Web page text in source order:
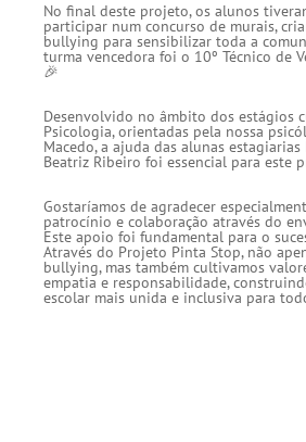
No final deste projeto, os alunos
participar num concurso de murais,
bullying para sensibilizar toda a
turma vencedora foi o 10º Técnico de
🎉
Desenvolvido no âmbito dos estágios
Psicologia, orientadas pela nossa
Macedo, a ajuda das alunas
Beatriz Ribeiro foi essencial para este
Gostaríamos de agradecer
patrocínio e colaboração através do
Este apoio foi fundamental para o
Através do Projeto Pinta Stop, não
bullying, mas também cultivamos
empatia e responsabilidade,
escolar mais unida e inclusiva para